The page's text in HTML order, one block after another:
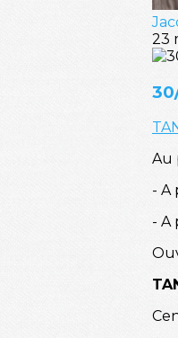
23
Au
- A
- A